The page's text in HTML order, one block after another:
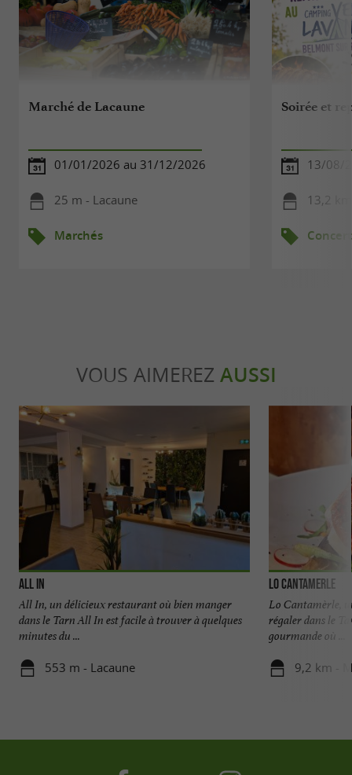
Marché de Lacaune
01/01/2026 au 31/12/2026
25 m - Lacaune
Marchés
Soirée et
13/08/
13,2
VOUS AIMEREZ AUSSI
All In
All In, un délicieux restaurant où bien manger
dans le Tarn All In est facile à trouver à quelques
minutes du ...
553 m - Lacaune
Lo Cantamerle
Lo Cantamèrle,
régaler dans le
gourmande où ...
9,2 km -